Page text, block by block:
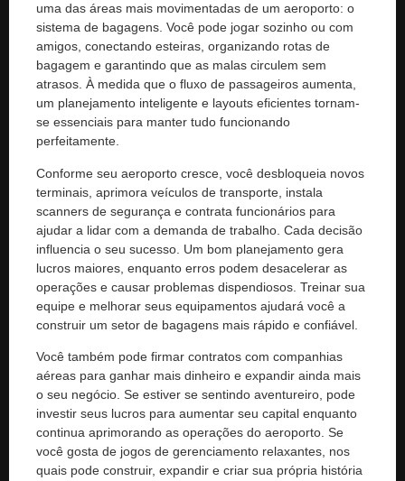
uma das áreas mais movimentadas de um aeroporto: o
sistema de bagagens. Você pode jogar sozinho ou com
amigos, conectando esteiras, organizando rotas de
bagagem e garantindo que as malas circulem sem
atrasos. À medida que o fluxo de passageiros aumenta,
um planejamento inteligente e layouts eficientes tornam-
se essenciais para manter tudo funcionando
perfeitamente.
Conforme seu aeroporto cresce, você desbloqueia novos
terminais, aprimora veículos de transporte, instala
scanners de segurança e contrata funcionários para
ajudar a lidar com a demanda de trabalho. Cada decisão
influencia o seu sucesso. Um bom planejamento gera
lucros maiores, enquanto erros podem desacelerar as
operações e causar problemas dispendiosos. Treinar sua
equipe e melhorar seus equipamentos ajudará você a
construir um setor de bagagens mais rápido e confiável.
Você também pode firmar contratos com companhias
aéreas para ganhar mais dinheiro e expandir ainda mais
o seu negócio. Se estiver se sentindo aventureiro, pode
investir seus lucros para aumentar seu capital enquanto
continua aprimorando as operações do aeroporto. Se
você gosta de jogos de gerenciamento relaxantes, nos
quais pode construir, expandir e criar sua própria história